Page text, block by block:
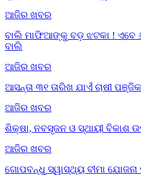
ଆଜିର ଖବର
ବାଲି ମାଫିଆଙ୍କୁ ବଡ଼ ଝଟକା ! ଏବେ
ବାଲି
ଆଜିର ଖବର
ଆସନ୍ତା ୩୧ ତାରିଖ ଯାଏଁ ଚାଷୀ
ଆଜିର ଖବର
ଶିକ୍ଷା, ନବସୃଜନ ଓ ସ୍ଥାୟୀ ବିକାଶ
ଆଜିର ଖବର
ଗୋପବନ୍ଧୁ ସ୍ୱାସ୍ଥ୍ୟ ବୀମା